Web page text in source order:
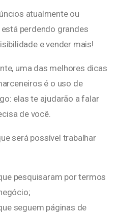
atualmente ou
perdendo grandes
e vender mais!
uma das melhores dicas
é o uso de
elas te ajudarão a falar
de você.
será possível trabalhar
pesquisaram por termos
seguem páginas de